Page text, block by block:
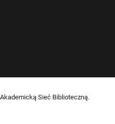
Sieć Biblioteczną.